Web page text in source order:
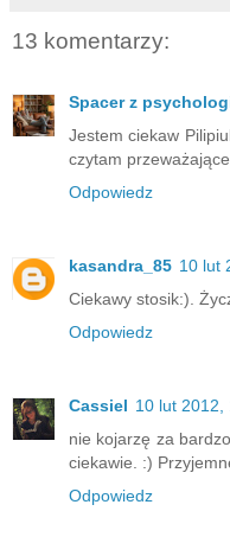
13 komentarzy:
Spacer z
Jestem ciekaw
czytam
Odpowiedz
kasandra_85 10 lut
Ciekawy stosik:).
Odpowiedz
Cassiel 10 lut 2012,
nie kojarzę za
ciekawie. :)
Odpowiedz